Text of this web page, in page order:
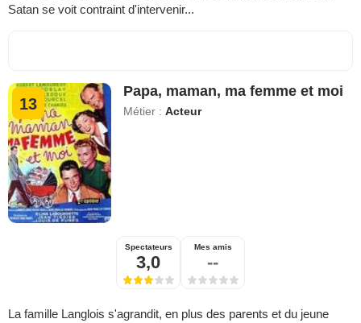
Satan se voit contraint d'intervenir...
13
Papa, maman, ma femme et moi
Métier :Acteur
Spectateurs
3,0
Mes amis
--
La famille Langlois s'agrandit, en plus des parents et du jeune